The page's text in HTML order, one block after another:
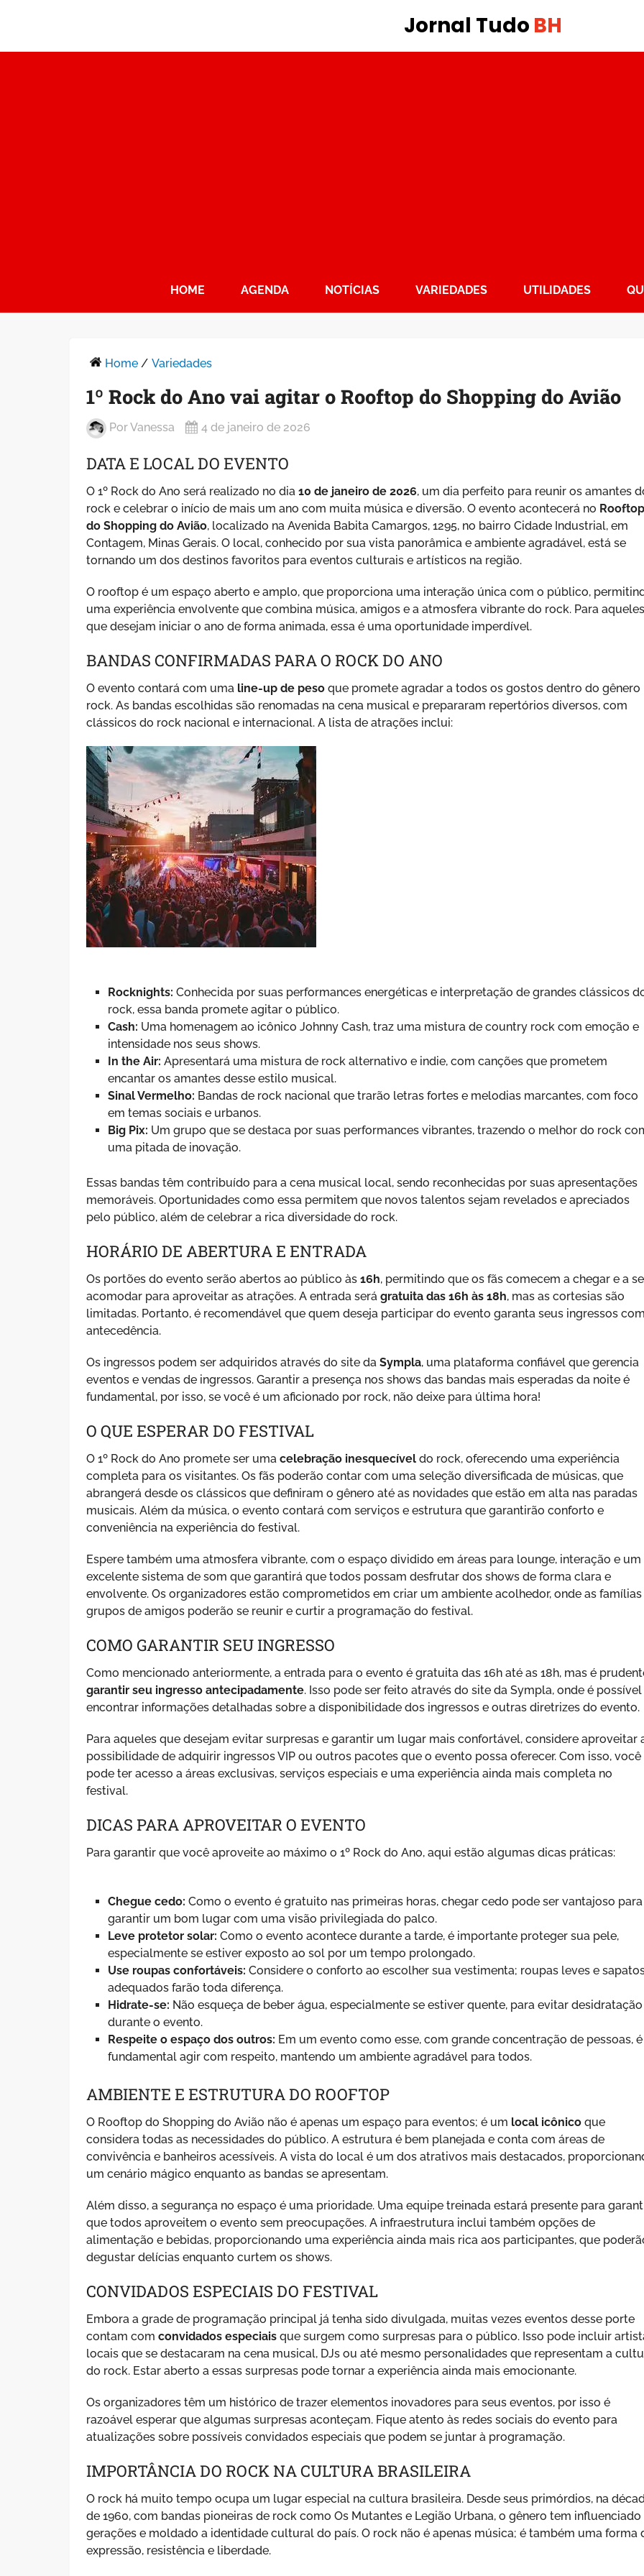
Jornal Tudo BH
HOME AGENDA NOTÍCIAS VARIEDADES UTILIDADES
Home / Variedades
1º Rock do Ano vai agitar o Rooftop do Shopping do Avião
PorVanessa 4 de janeiro de 2026
DATA E LOCAL DO EVENTO
O 1º Rock do Ano será realizado no dia10 de janeiro de 2026, um dia perfeito para reunir os amantes
rock e celebrar o início de mais um ano com muita música e diversão. O evento acontecerá no
do Shopping do Avião, localizado na Avenida Babita Camargos, 1295, no bairro Cidade Industrial, em
Contagem, Minas Gerais. O local, conhecido por sua vista panorâmica e ambiente agradável, está se
tornando um dos destinos favoritos para eventos culturais e artísticos na região.
O rooftop é um espaço aberto e amplo, que proporciona uma interação única com o público,
uma experiência envolvente que combina música, amigos e a atmosfera vibrante do rock. Para
que desejam iniciar o ano de forma animada, essa é uma oportunidade imperdível.
BANDAS CONFIRMADAS PARA O ROCK DO ANO
O evento contará com uma line-up de peso que promete agradar a todos os gostos dentro do gênero
rock. As bandas escolhidas são renomadas na cena musical e prepararam repertórios diversos, com
clássicos do rock nacional e internacional. A lista de atrações inclui:
Rocknights: Conhecida por suas performances energéticas e interpretação de grandes clássicos
rock, essa banda promete agitar o público.
Cash: Uma homenagem ao icônico Johnny Cash, traz uma mistura de country rock com emoção e
intensidade nos seus shows.
In the Air: Apresentará uma mistura de rock alternativo e indie, com canções que prometem
encantar os amantes desse estilo musical.
Sinal Vermelho: Bandas de rock nacional que trarão letras fortes e melodias marcantes, com foco
em temas sociais e urbanos.
Big Pix: Um grupo que se destaca por suas performances vibrantes, trazendo o melhor do rock
uma pitada de inovação.
Essas bandas têm contribuído para a cena musical local, sendo reconhecidas por suas apresentações
memoráveis. Oportunidades como essa permitem que novos talentos sejam revelados e apreciados
pelo público, além de celebrar a rica diversidade do rock.
HORÁRIO DE ABERTURA E ENTRADA
Os portões do evento serão abertos ao público às16h, permitindo que os fãs comecem a chegar e a se
acomodar para aproveitar as atrações. A entrada serágratuita das 16h às 18h, mas as cortesias são
limitadas. Portanto, é recomendável que quem deseja participar do evento garanta seus ingressos
antecedência.
Os ingressos podem ser adquiridos através do site daSympla, uma plataforma confiável que gerencia
eventos e vendas de ingressos. Garantir a presença nos shows das bandas mais esperadas da noite é
fundamental, por isso, se você é um aficionado por rock, não deixe para última hora!
O QUE ESPERAR DO FESTIVAL
O 1º Rock do Ano promete ser umacelebração inesquecível do rock, oferecendo uma experiência
completa para os visitantes. Os fãs poderão contar com uma seleção diversificada de músicas, que
abrangerá desde os clássicos que definiram o gênero até as novidades que estão em alta nas paradas
musicais. Além da música, o evento contará com serviços e estrutura que garantirão conforto e
conveniência na experiência do festival.
Espere também uma atmosfera vibrante, com o espaço dividido em áreas para lounge, interação e um
excelente sistema de som que garantirá que todos possam desfrutar dos shows de forma clara e
envolvente. Os organizadores estão comprometidos em criar um ambiente acolhedor, onde as famílias
grupos de amigos poderão se reunir e curtir a programação do festival.
COMO GARANTIR SEU INGRESSO
Como mencionado anteriormente, a entrada para o evento é gratuita das 16h até as 18h, mas é
garantir seu ingresso antecipadamente. Isso pode ser feito através do site da Sympla, onde é possível
encontrar informações detalhadas sobre a disponibilidade dos ingressos e outras diretrizes do evento.
Para aqueles que desejam evitar surpresas e garantir um lugar mais confortável, considere aproveitar
possibilidade de adquirir ingressos VIP ou outros pacotes que o evento possa oferecer. Com isso, você
pode ter acesso a áreas exclusivas, serviços especiais e uma experiência ainda mais completa no
festival.
DICAS PARA APROVEITAR O EVENTO
Para garantir que você aproveite ao máximo o 1º Rock do Ano, aqui estão algumas dicas práticas:
Chegue cedo: Como o evento é gratuito nas primeiras horas, chegar cedo pode ser vantajoso para
garantir um bom lugar com uma visão privilegiada do palco.
Leve protetor solar: Como o evento acontece durante a tarde, é importante proteger sua pele,
especialmente se estiver exposto ao sol por um tempo prolongado.
Use roupas confortáveis: Considere o conforto ao escolher sua vestimenta; roupas leves e
adequados farão toda diferença.
Hidrate-se: Não esqueça de beber água, especialmente se estiver quente, para evitar desidratação
durante o evento.
Respeite o espaço dos outros: Em um evento como esse, com grande concentração de pessoas, é
fundamental agir com respeito, mantendo um ambiente agradável para todos.
AMBIENTE E ESTRUTURA DO ROOFTOP
O Rooftop do Shopping do Avião não é apenas um espaço para eventos; é um local icônico que
considera todas as necessidades do público. A estrutura é bem planejada e conta com áreas de
convivência e banheiros acessíveis. A vista do local é um dos atrativos mais destacados,
um cenário mágico enquanto as bandas se apresentam.
Além disso, a segurança no espaço é uma prioridade. Uma equipe treinada estará presente para
que todos aproveitem o evento sem preocupações. A infraestrutura inclui também opções de
alimentação e bebidas, proporcionando uma experiência ainda mais rica aos participantes, que
degustar delícias enquanto curtem os shows.
CONVIDADOS ESPECIAIS DO FESTIVAL
Embora a grade de programação principal já tenha sido divulgada, muitas vezes eventos desse porte
contam comconvidados especiais que surgem como surpresas para o público. Isso pode incluir
locais que se destacaram na cena musical, DJs ou até mesmo personalidades que representam a
do rock. Estar aberto a essas surpresas pode tornar a experiência ainda mais emocionante.
Os organizadores têm um histórico de trazer elementos inovadores para seus eventos, por isso é
razoável esperar que algumas surpresas aconteçam. Fique atento às redes sociais do evento para
atualizações sobre possíveis convidados especiais que podem se juntar à programação.
IMPORTÂNCIA DO ROCK NA CULTURA BRASILEIRA
O rock há muito tempo ocupa um lugar especial na cultura brasileira. Desde seus primórdios, na
de 1960, com bandas pioneiras de rock como Os Mutantes e Legião Urbana, o gênero tem influenciado
gerações e moldado a identidade cultural do país. O rock não é apenas música; é também uma forma
expressão, resistência e liberdade.